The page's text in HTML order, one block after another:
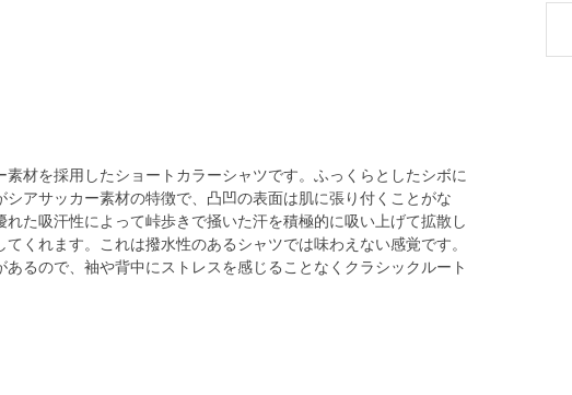
材を採用したショートカラーシャツです。ふっくらとしたシボに
アサッカー素材の特徴で、凸凹の表面は肌に張り付くことがな
た吸汗性によって峠歩きで掻いた汗を積極的に吸い上げて拡散し
くれます。これは撥水性のあるシャツでは味わえない感覚です。
るので、袖や背中にストレスを感じることなくクラシックルート